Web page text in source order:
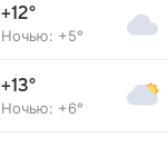
+12°
Ночью: +5°
+13°
Ночью: +6°